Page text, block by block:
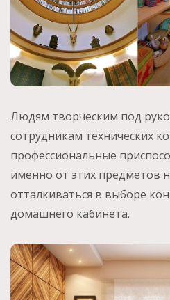
Людям творческим под
сотрудникам технических
профессиональные
именно от этих предметов
отталкиваться в выборе
домашнего кабинета.